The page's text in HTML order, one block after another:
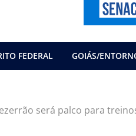
FEDERAL GOIÁS/
será palco para